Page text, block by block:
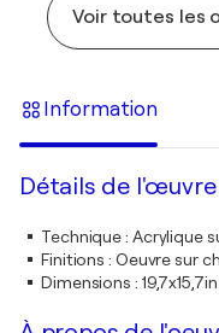
Voir toutes les
Information
Détails de l'œuvre
Technique: Acrylique
Finitions : Oeuvre sur
Dimensions : 19,7x15,7in